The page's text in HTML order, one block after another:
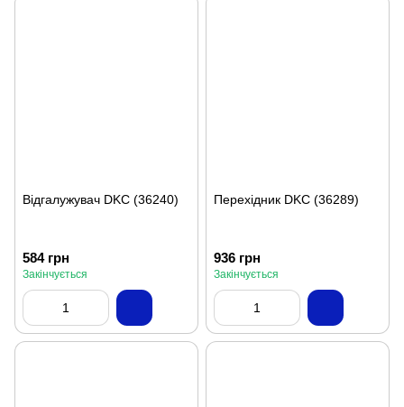
Відгалужувач DKC (36240)
584 грн
Закінчується
Перехідник DKC (36289)
936 грн
Закінчується